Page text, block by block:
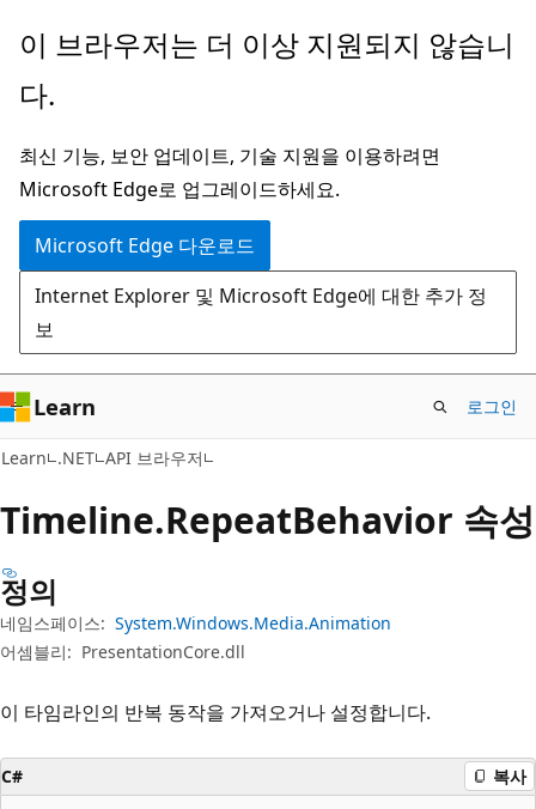
주
콘
츠
로
건
너
뛰
기
페
지
탐
색
으
로
건
너
뛰
기
이 브라우저는 더 이상 지원되지 않습니
다.
최신 기능, 보안 업데이트, 기술 지원을 이용하려면
Microsoft Edge로 업그레이드하세요.
Microsoft Edge 다운로드
Internet Explorer 및 Microsoft Edge에 대한 추가 정
보
Learn 로그인
Learn .NET API 브라우저
Timeline.RepeatBehavior 속성
정의
네임스페이스: System.Windows.Media.Animation
어셈블리: PresentationCore.dll
이 타임라인의 반복 동작을 가져오거나 설정합니다.
C# 복사